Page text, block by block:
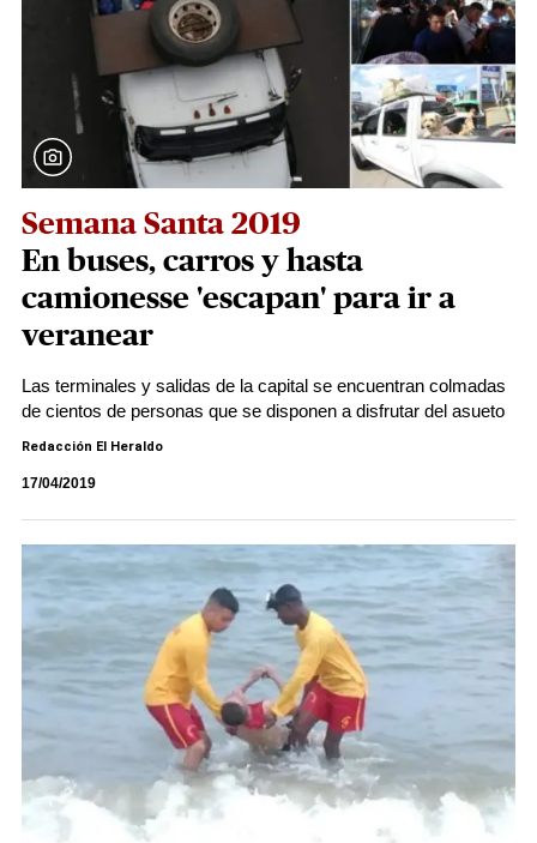
Semana Santa 2019
En buses, carros y hasta
camionesse 'escapan' para ir a
veranear
Las terminales y salidas de la capital se encuentran colmadas
de cientos de personas que se disponen a disfrutar del asueto
Redacción El Heraldo
17/04/2019